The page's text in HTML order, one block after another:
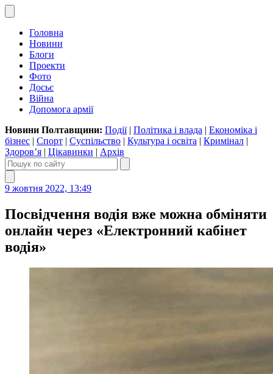
Головна
Новини
Блоги
Проекти
Фото
Досьє
Війна
Допомога армії
Новини Полтавщини: Події| Політика і влада | Економіка і
бізнес | Спорт | Суспільство | Культура і освіта | Кримінал |
Здоров’я | Цікавинки | Архів
9 жовтня 2022, 13:49
Посвідчення водія вже можна обміняти
онлайн через «Електронний кабінет
водія»